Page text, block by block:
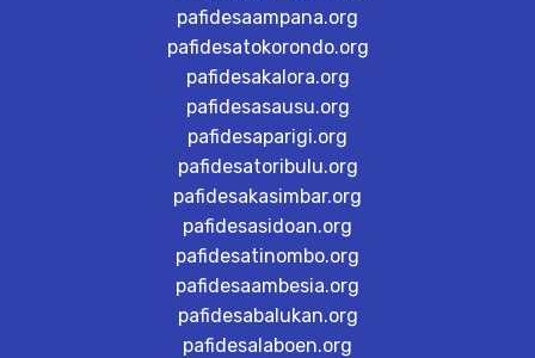
pafidesaampana.org
pafidesatokorondo.org
pafidesakalora.org
pafidesasausu.org
pafidesaparigi.org
pafidesatoribulu.org
pafidesakasimbar.org
pafidesasidoan.org
pafidesatinombo.org
pafidesaambesia.org
pafidesabalukan.org
pafidesalaboen.org